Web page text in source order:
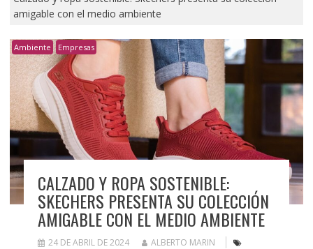
amigable con el medio ambiente
Ambiente Empresas
CALZADO Y ROPA SOSTENIBLE:
SKECHERS PRESENTA SU COLECCIÓN
AMIGABLE CON EL MEDIO AMBIENTE
24 DE ABRIL DE 2024
ALBERTO MARIN